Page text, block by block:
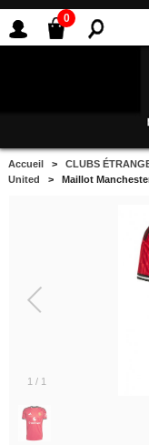
0
Accueil >CLUBS
United > Maillot
1 / 1